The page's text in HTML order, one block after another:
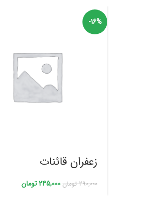
-16%
زعفران قائنات
290,000 تومان 245,000تومان